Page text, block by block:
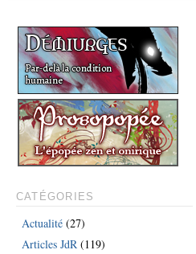
CATÉGORIES
Actualité (27)
Articles JdR (119)